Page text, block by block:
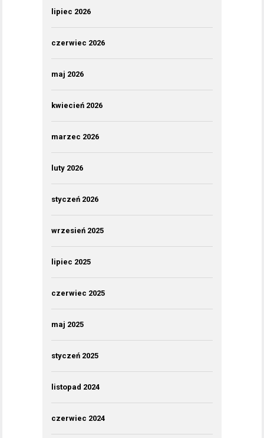
lipiec 2026
czerwiec 2026
maj 2026
kwiecień 2026
marzec 2026
luty 2026
styczeń 2026
wrzesień 2025
lipiec 2025
czerwiec 2025
maj 2025
styczeń 2025
listopad 2024
czerwiec 2024